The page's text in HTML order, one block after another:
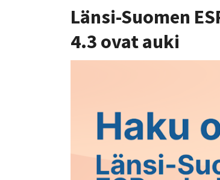
Länsi-Suomen
4.3 ovat auki